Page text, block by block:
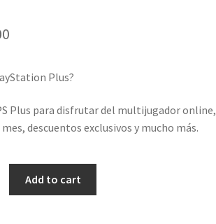
Plus?
Plus para disfrutar del multijugador online,
descuentos exclusivos y mucho más.
Add to cart